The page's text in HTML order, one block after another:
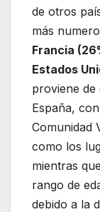
de otros
más
Francia
Estados
proviene de
España,
Comunidad
como los
mientras
rango de
debido a la